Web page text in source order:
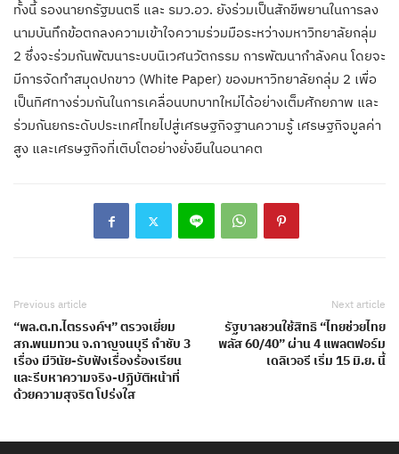
ทั้งนี้ รองนายกรัฐมนตรี และ รมว.อว. ยังร่วมเป็นสักขีพยานในการลง
นามบันทึกข้อตกลงความเข้าใจความร่วมมือระหว่างมหาวิทยาลัยกลุ่ม
2 ซึ่งจะร่วมกันพัฒนาระบบนิเวศนวัตกรรม การพัฒนากำลังคน โดยจะ
มีการจัดทำสมุดปกขาว (White Paper) ของมหาวิทยาลัยกลุ่ม 2 เพื่อ
เป็นทิศทางร่วมกันในการเคลื่อนบทบาทใหม่ได้อย่างเต็มศักยภาพ และ
ร่วมกันยกระดับประเทศไทยไปสู่เศรษฐกิจฐานความรู้ เศรษฐกิจมูลค่า
สูง และเศรษฐกิจที่เติบโตอย่างยั่งยืนในอนาคต
Previous article
“พล.ต.ท.ไตรรงค์ฯ” ตรวจเยี่ยม
สภ.พนมทวน จ.กาญจนบุรี กำชับ 3
เรื่อง มีวินัย-รับฟังเรื่องร้องเรียน
และรีบหาความจริง-ปฏิบัติหน้าที่
ด้วยความสุจริต โปร่งใส
Next article
รัฐบาลชวนใช้สิทธิ “ไทยช่วยไทย
พลัส 60/40” ผ่าน 4 แพลตฟอร์ม
เดลิเวอรี เริ่ม 15 มิ.ย. นี้